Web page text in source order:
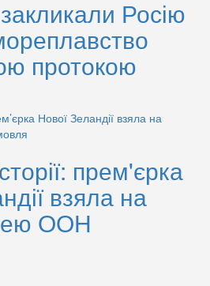
Росію
протокою
прем'єрка
взяла на
ООН